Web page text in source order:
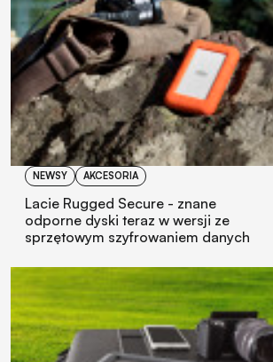
NEWSY AKCESORIA
Lacie Rugged Secure - znane
odporne dyski teraz w wersji ze
sprzętowym szyfrowaniem danych